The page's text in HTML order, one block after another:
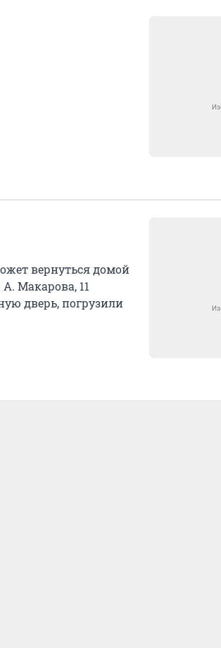
вернуться домой
Макарова, 11
дверь, погрузили